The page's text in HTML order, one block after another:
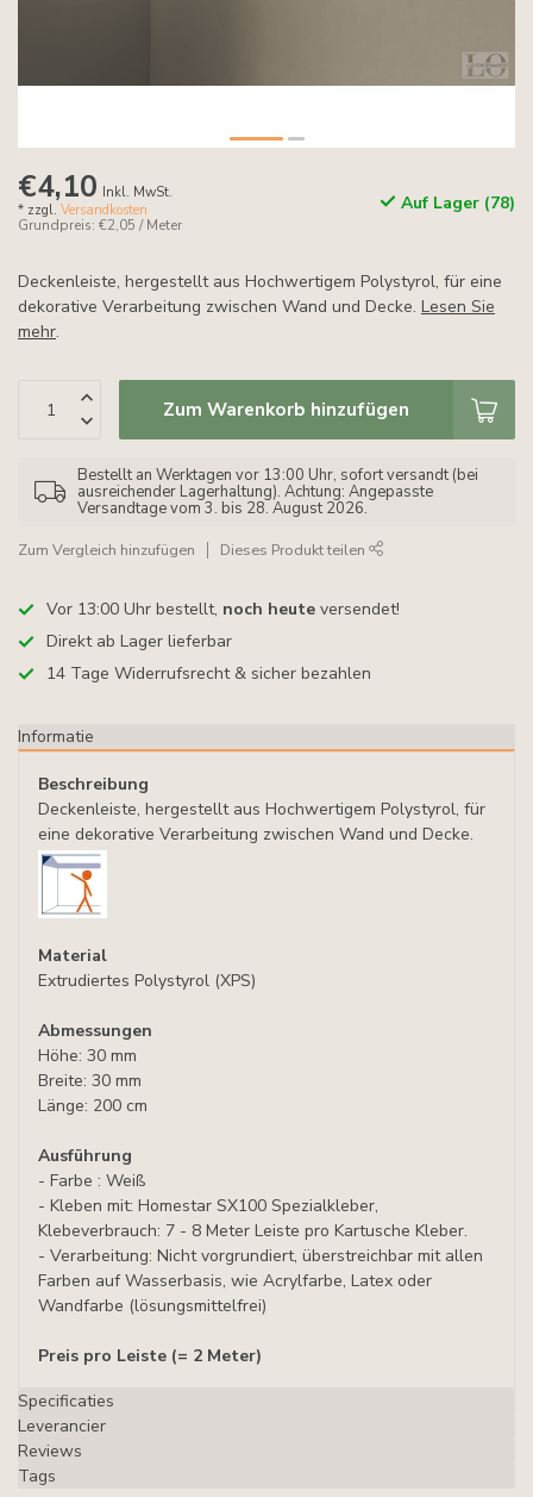
€4,10 Inkl. MwSt.
* zzgl. Versandkosten
Grundpreis: €2,05 / Meter
Auf Lager (78)
Deckenleiste, hergestellt aus Hochwertigem Polystyrol, für eine
dekorative Verarbeitung zwischen Wand und Decke. Lesen Sie
mehr.
Zum Warenkorb hinzufügen
Bestellt an Werktagen vor 13:00 Uhr, sofort versandt (bei
ausreichender Lagerhaltung). Achtung: Angepasste
Versandtage vom 3. bis 28. August 2026.
Zum Vergleich hinzufügen Dieses Produkt teilen
Vor 13:00 Uhr bestellt, noch heute versendet!
Direkt ab Lager lieferbar
14 Tage Widerrufsrecht & sicher bezahlen
Informatie
Beschreibung
Deckenleiste, hergestellt aus Hochwertigem Polystyrol, für
eine dekorative Verarbeitung zwischen Wand und Decke.
Material
Extrudiertes Polystyrol (XPS)
Abmessungen
Höhe: 30 mm
Breite: 30 mm
Länge: 200 cm
Ausführung
- Farbe : Weiß
- Kleben mit: Homestar SX100 Spezialkleber,
Klebeverbrauch: 7 - 8 Meter Leiste pro Kartusche Kleber.
- Verarbeitung: Nicht vorgrundiert, überstreichbar mit allen
Farben auf Wasserbasis, wie Acrylfarbe, Latex oder
Wandfarbe (lösungsmittelfrei)
Preis pro Leiste (= 2 Meter)
Specificaties
Leverancier
Reviews
Tags